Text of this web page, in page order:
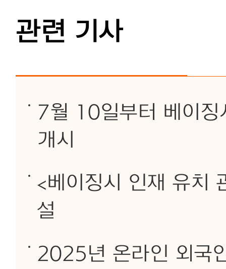
관련 기사
7월 10일부터 베이
개시
<베이징시 인재 유치
설
2025년 온라인 외국